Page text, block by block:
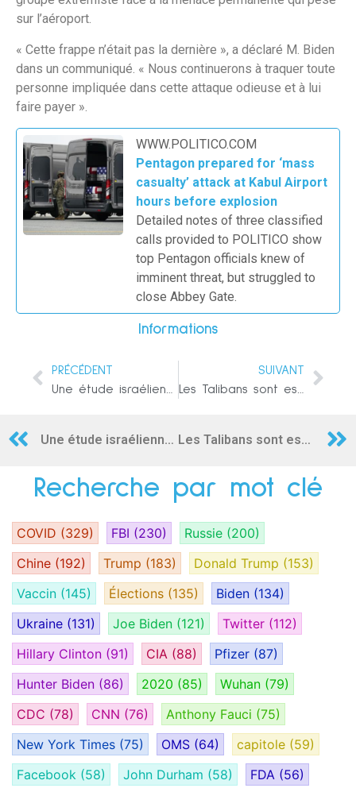
sur l’aéroport.
« Cette frappe n’était pas la dernière », a déclaré M. Biden
dans un communiqué. « Nous continuerons à traquer toute
personne impliquée dans cette attaque odieuse et à lui
faire payer ».
WWW.POLITICO.COM
Pentagon prepared for ‘mass
casualty’ attack at Kabul Airport
hours before explosion
Detailed notes of three classified
calls provided to POLITICO show
top Pentagon officials knew of
imminent threat, but struggled to
close Abbey Gate.
Informations
PRÉCÉDENT
SUIVANT
Une étude israélienne montre que l’immunité naturelle est 13 fois plus efficace que le vaccin pour arrêter le variant Delta du COVID Les Talibans sont essentiels au projet de domination chinoise de la nouvelle route de la soie selon le leader des Ouïghours
Recherche par mot clé
COVID (329) FBI (230) Russie (200)
Chine (192) Trump (183) Donald Trump (153)
Vaccin (145) Élections (135) Biden (134)
Ukraine (131) Joe Biden (121) Twitter (112)
Hillary Clinton (91) CIA (88) Pfizer (87)
Hunter Biden (86) 2020 (85) Wuhan (79)
CDC (78) CNN (76) Anthony Fauci (75)
New York Times (75) OMS (64) capitole (59)
Facebook (58) John Durham (58) FDA (56)